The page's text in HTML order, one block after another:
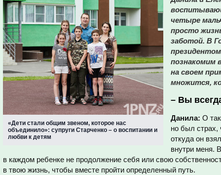
«Дети стали общим звеном, которое нас
объединило»: супруги Старченко – о воспитании и
любви к детям
четыре
просто
заботой. В
познакомим
на своем
множится,
– Вы
Данила: О
но был страх,
откуда он
внутри меня.
в каждом ребенке не продолжение себя или свою
в твою жизнь, чтобы вместе пройти определенный путь.